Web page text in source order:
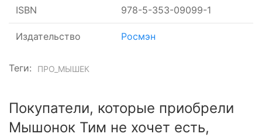
ISBN 978-5-353-09099-1
Издательство Росмэн
Теги: ПРО_МЫШЕК
Покупатели, которые приобрели
Мышонок Тим не хочет есть,